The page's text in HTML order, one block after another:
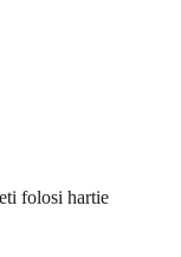
folosi hartie